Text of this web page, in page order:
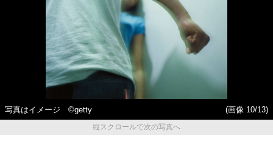
写真はイメージ ©getty
(画像 10/13)
縦スクロールで次の写真へ